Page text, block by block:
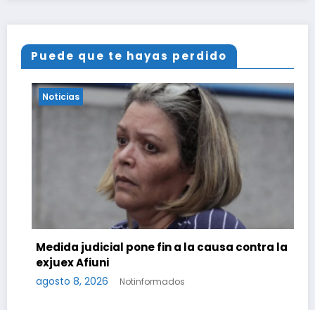
Puede que te hayas perdido
contra la
Noticias
Continúa diálogo político en